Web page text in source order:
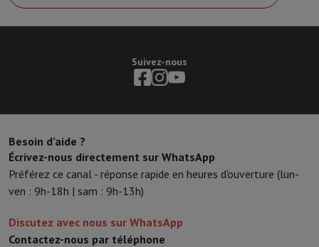
Suivez-nous
Besoin d’aide ?
Écrivez-nous directement sur WhatsApp
Préférez ce canal - réponse rapide en heures d'ouverture (lun-
ven : 9h-18h | sam : 9h-13h)
Discutez avec nous sur WhatsApp
Contactez-nous par téléphone